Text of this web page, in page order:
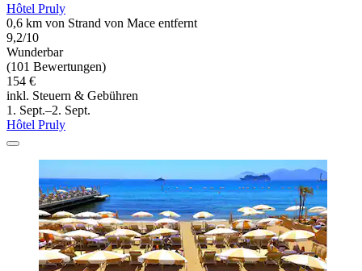
Hôtel Pruly
0,6 km von Strand von Mace entfernt
9,2/10
Wunderbar
(101 Bewertungen)
154 €
inkl. Steuern & Gebühren
1. Sept.–2. Sept.
Hôtel Pruly